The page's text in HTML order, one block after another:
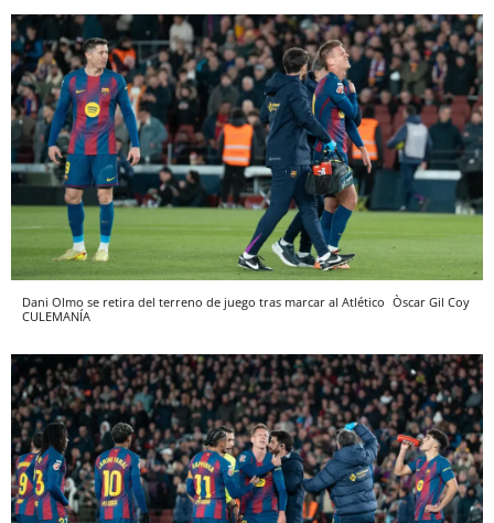
Dani Olmo se retira del terreno de juego tras marcar al Atlético Òscar Gil Coy
CULEMANÍA